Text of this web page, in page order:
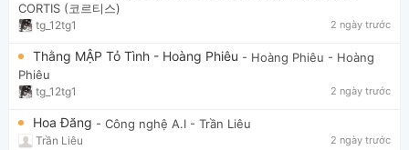
CORTIS (코르티스)
tg_12tg1 2 ngày trước
Thằng MẬP Tỏ Tình - Hoàng Phiêu - Hoàng Phiêu - Hoàng
Phiêu
tg_12tg1 2 ngày trước
Hoa Đăng - Công nghệ A.I - Trần Liêu
Trần Liêu 2 ngày trước